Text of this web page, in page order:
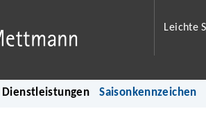
Leichte
Dienstleistungen Saisonkennzeichen